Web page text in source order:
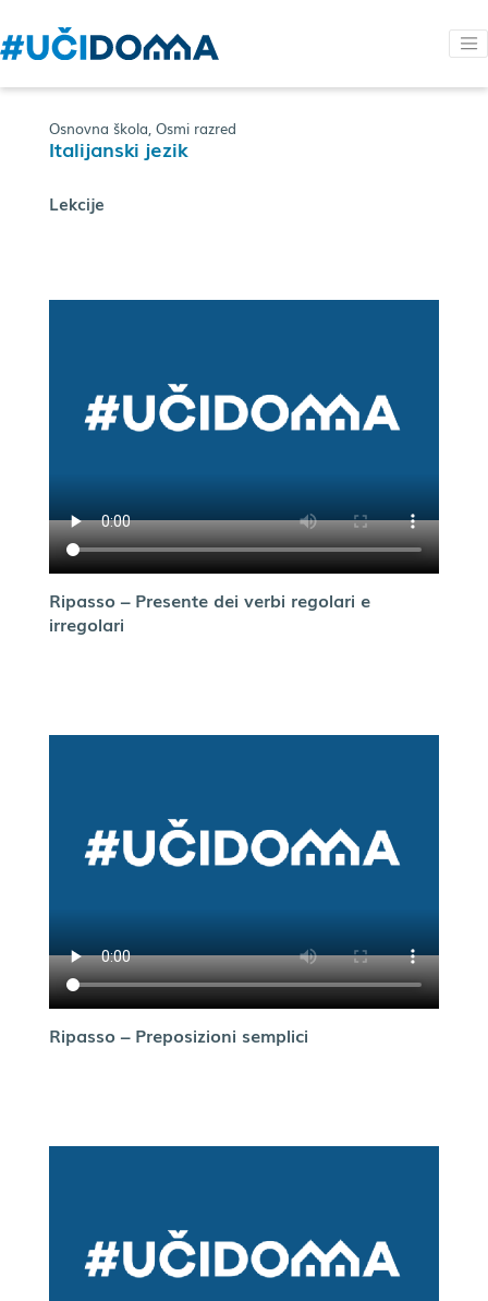
Osnovna škola, Osmi razred
Italijanski jezik
Lekcije
Ripasso – Presente dei verbi regolari e
irregolari
Ripasso – Preposizioni semplici